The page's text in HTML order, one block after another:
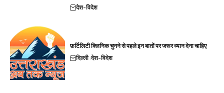
देश-विदेश
फ़र्टिलिटी क्लिनिक चुनने से पहले इन बातों पर जरूर ध्यान देना चाहिए
दिल्ली देश-विदेश